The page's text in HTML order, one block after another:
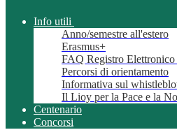
Info utili
Anno/semestre all'estero
Erasmus+
FAQ Registro Elettronico
Percorsi di orientamento
Informativa sul
Il Lioy per la Pace e la
Centenario
Concorsi